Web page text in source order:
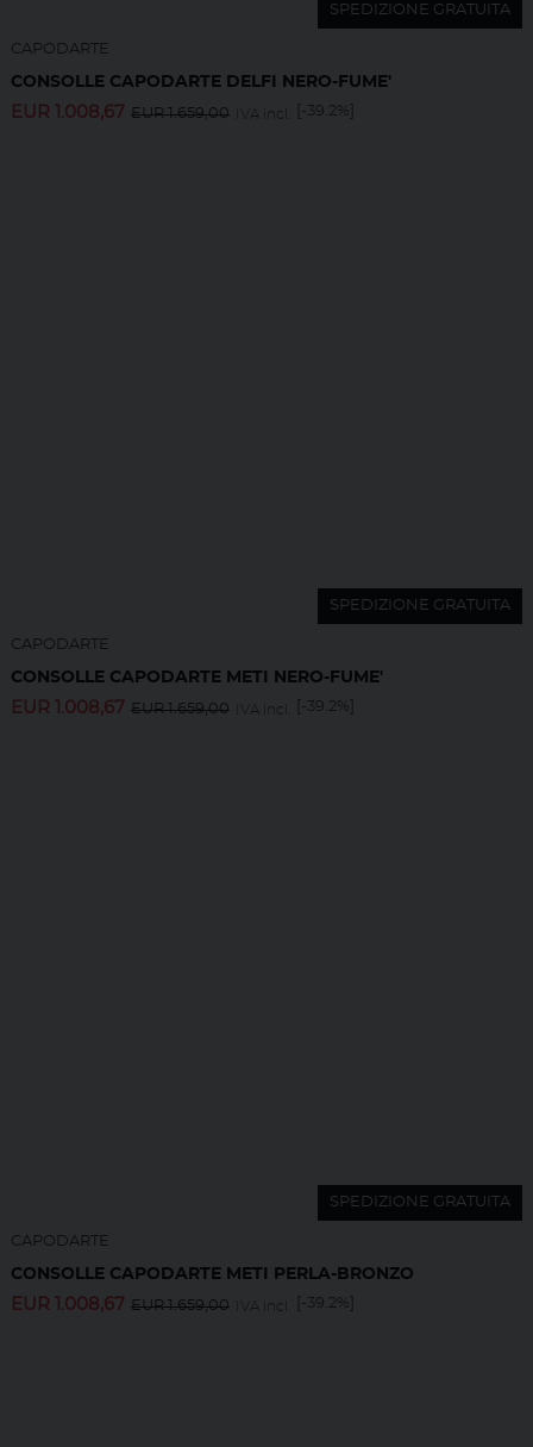
SPEDIZIONE GRATUITA
CAPODARTE
CONSOLLE CAPODARTE DELFI NERO-FUME'
EUR 1.008,67 EUR1.659,00 IVA incl. [-39.2%]
SPEDIZIONE GRATUITA
CAPODARTE
CONSOLLE CAPODARTE METI NERO-FUME'
EUR 1.008,67 EUR1.659,00 IVA incl. [-39.2%]
SPEDIZIONE GRATUITA
CAPODARTE
CONSOLLE CAPODARTE METI PERLA-BRONZO
EUR 1.008,67 EUR1.659,00 IVA incl. [-39.2%]